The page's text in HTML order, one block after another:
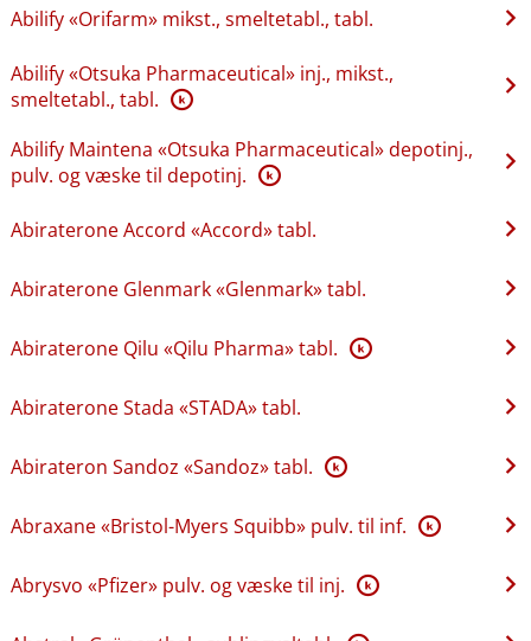
Abilify «Orifarm» mikst., smeltetabl., tabl.
Abilify «Otsuka Pharmaceutical» inj., mikst.,
smeltetabl., tabl. K
Abilify Maintena «Otsuka Pharmaceutical» depotinj.,
pulv. og væske til depotinj. K
Abiraterone Accord «Accord» tabl.
Abiraterone Glenmark «Glenmark» tabl.
Abiraterone Qilu «Qilu Pharma» tabl. K
Abiraterone Stada «STADA» tabl.
Abirateron Sandoz «Sandoz» tabl. K
Abraxane «Bristol-Myers Squibb» pulv. til inf. K
Abrysvo «Pfizer» pulv. og væske til inj. K